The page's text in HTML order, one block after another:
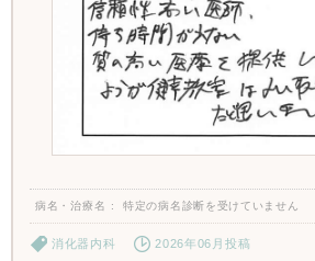
病名・治療名 特定の病名診断を受けていません
消化器内科 2026年06月投稿